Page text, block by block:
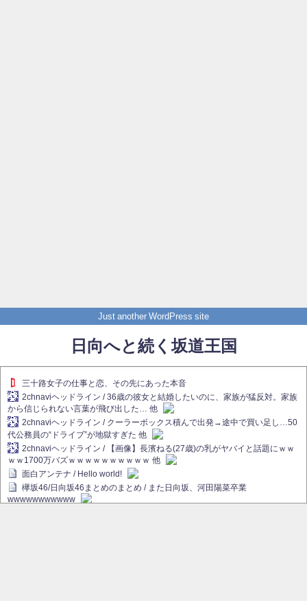
Just another WordPress site
日向へと続く坂道王国
三十路女子の仕事と恋、その先にあった本音
2chnaviヘッドライン / 36歳の彼女と結婚したいのに、家族が猛反対。家族
から信じられない言葉が飛び出した… 他
2chnaviヘッドライン / クーラーボックス積んで出発→途中で買い足し…50
代公務員の“ドライブ”が地獄すぎた 他
2chnaviヘッドライン / 【画像】長濱ねる(27歳)の乳がヤバイと話題にｗｗ
ｗｗ1700万バズｗｗｗｗｗｗｗｗｗｗ 他
面白アンテナ / Hello world!
欅坂46/日向坂46まとめのまとめ / また日向坂、河田陽菜卒業
wwwwwwwwwww